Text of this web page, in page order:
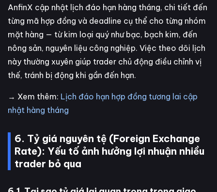
AnfinX cập nhật lịch đáo hạn hàng tháng, chi tiết đến
từng mã hợp đồng và deadline cụ thể cho từng nhóm
mặt hàng — từ kim loại quý như bạc, bạch kim, đến
nông sản, nguyên liệu công nghiệp. Việc theo dõi lịch
này thường xuyên giúp trader chủ động điều chỉnh vị
thế, tránh bị động khi gần đến hạn.
→ Xem thêm: Lịch đáo hạn hợp đồng tương lai cập
nhật hàng tháng
6. Tỷ giá nguyên tệ (Foreign Exchange
Rate): Yếu tố ảnh hưởng lợi nhuận nhiều
trader bỏ qua